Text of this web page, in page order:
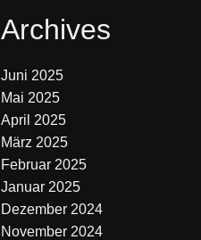
Archives
Juni 2025
Mai 2025
April 2025
März 2025
Februar 2025
Januar 2025
Dezember 2024
November 2024